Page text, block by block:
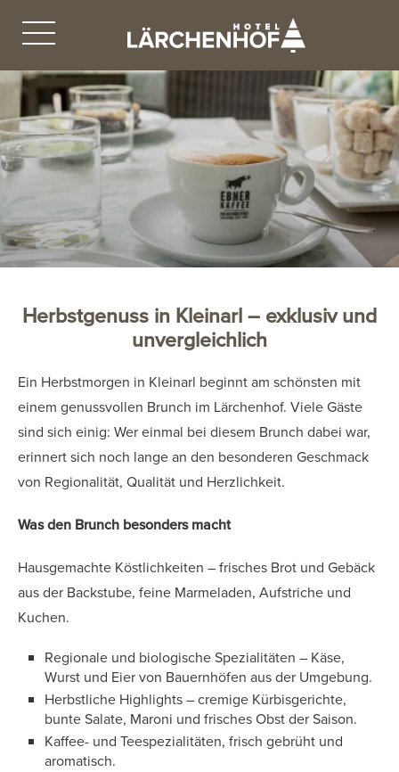
Herbstgenuss in Kleinarl – exklusiv und
unvergleichlich
Ein Herbstmorgen in Kleinarl beginnt am schönsten mit
einem genussvollen Brunch im Lärchenhof. Viele Gäste
sind sich einig: Wer einmal bei diesem Brunch dabei war,
erinnert sich noch lange an den besonderen Geschmack
von Regionalität, Qualität und Herzlichkeit.
Was den Brunch besonders macht
Hausgemachte Köstlichkeiten – frisches Brot und Gebäck
aus der Backstube, feine Marmeladen, Aufstriche und
Kuchen.
Regionale und biologische Spezialitäten – Käse,
Wurst und Eier von Bauernhöfen aus der Umgebung.
Herbstliche Highlights – cremige Kürbisgerichte,
bunte Salate, Maroni und frisches Obst der Saison.
Kaffee- und Teespezialitäten, frisch gebrüht und
aromatisch.